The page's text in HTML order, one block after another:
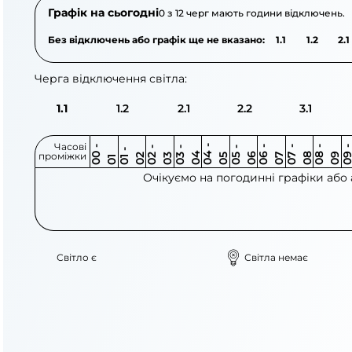
Графік на сьогодні0 з 12 черг мають години відключень.
Без відключень або графік ще не вказано: 1.1 1.2 2.1
Черга відключення світла:
1.1 1.2 2.1 2.2 3.1
Часові
проміжки 0
0
-
0 1 0
1
-
0 2 0 2
-
0 3 0 3
-
0 4 0 4
-
0 5 0 5
-
0 6 0 6
-
0 7 0 7
-
0 8 0 8
-
0 9 0
9
-
1
Очікуємо на погодинні графіки
Світло є Світла немає